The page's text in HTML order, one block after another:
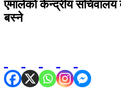
एमालेको केन्द्रीय
बस्ने